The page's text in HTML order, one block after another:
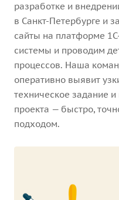
разработке и
в Санкт-Петербурге и
сайты на платформе
системы и проводим
процессов. Наша
оперативно выявит
техническое задание
проекта — быстро,
подходом.